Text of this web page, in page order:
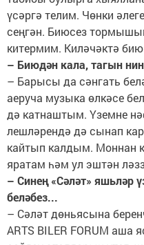
үсәргә телим. Чөнки
сеңгән. Биюсез
китермим. Киләчәктә
– Биюдән кала, тагын
– Барысы да сәнгать
аеруча музыка өлкәсе
дә катнаштым. Үземне
лешләрендә дә сынап
кайтып калдым. Моннан
яратам һәм ул эштән
– Синең «Сәләт» яшьләр
беләбез...
– Сәләт дөньясына
ARTS BILER FORUM аша